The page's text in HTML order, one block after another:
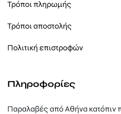
Τρόποι πληρωμής
Τρόποι αποστολής
Πολιτική επιστροφών
Πληροφορίες
Παραλαβές από Αθήνα κατόπιν